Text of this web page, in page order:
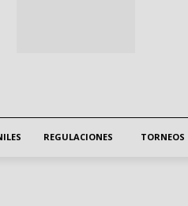
REGULACIONES TORNEOS